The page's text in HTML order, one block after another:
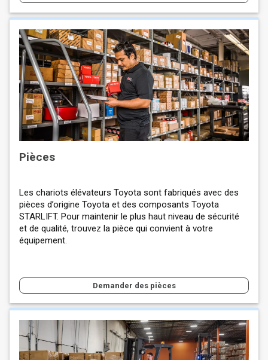
Pièces
Les chariots élévateurs Toyota sont fabriqués avec des
pièces d’origine Toyota et des composants Toyota
STARLIFT. Pour maintenir le plus haut niveau de sécurité
et de qualité, trouvez la pièce qui convient à votre
équipement.
Demander des pièces